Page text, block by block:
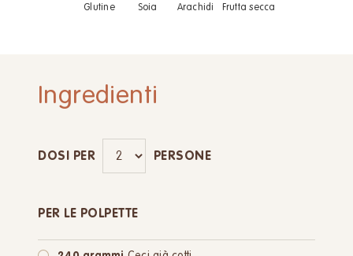
Glutine Soia Arachidi Frutta secca
Ingredienti
DOSI PER PERSONE
PER LE POLPETTE